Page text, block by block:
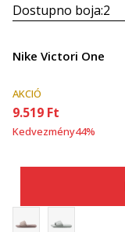
Dostupno boja:2
Nike Victori One
AKCIÓ
9.519 Ft
Kedvezmény44%